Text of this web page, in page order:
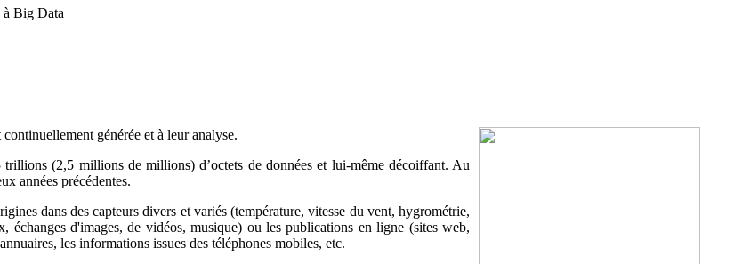
Big Data
générée et à leur analyse.
(2,5 millions de millions) d’octets de données et lui-même décoiffant. Au
années précédentes.
dans des capteurs divers et variés (température, vitesse du vent, hygrométrie,
échanges d'images, de vidéos, musique) ou les publications en ligne (sites web,
les informations issues des téléphones mobiles, etc.